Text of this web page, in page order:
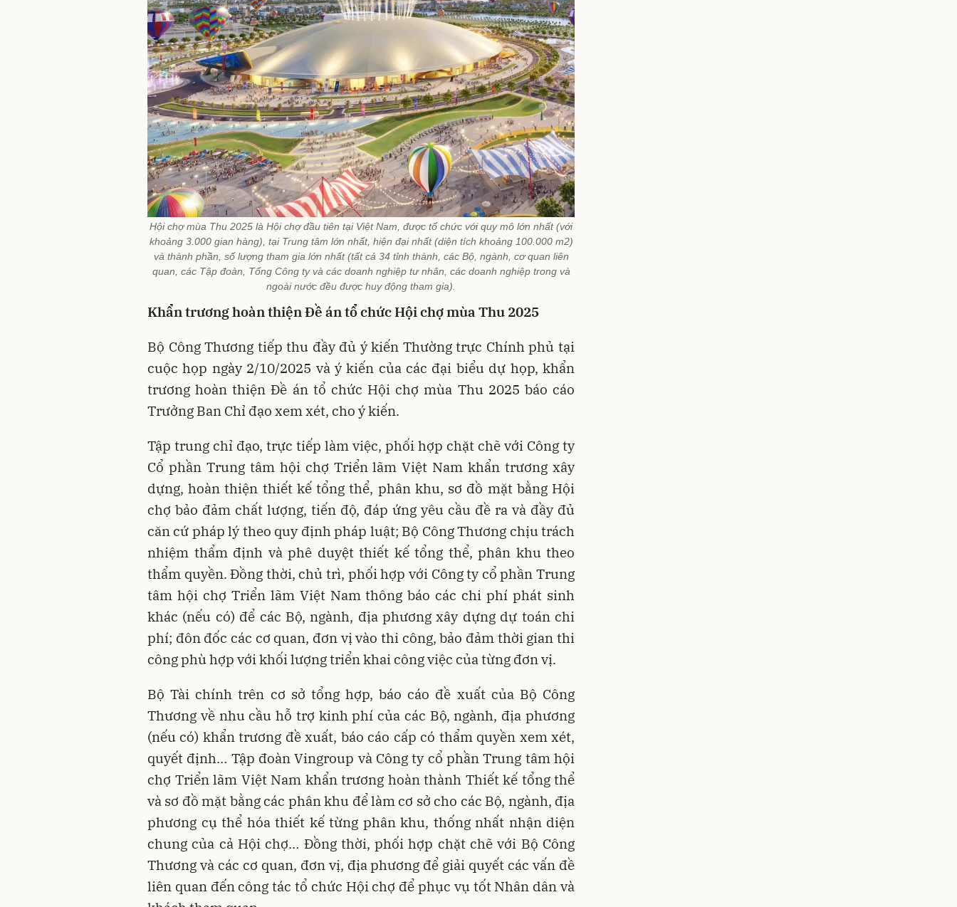
Hội chợ mùa Thu 2025 là Hội chợ đầu tiên tại Việt Nam, được tổ chức với quy mô lớn nhất (với
khoảng 3.000 gian hàng), tại Trung tâm lớn nhất, hiện đại nhất (diện tích khoảng 100.000 m2)
và thành phần, số lượng tham gia lớn nhất (tất cả 34 tỉnh thành, các Bộ, ngành, cơ quan liên
quan, các Tập đoàn, Tổng Công ty và các doanh nghiệp tư nhân, các doanh nghiệp trong và
ngoài nước đều được huy động tham gia).
Khẩn trương hoàn thiện Đề án tổ chức Hội chợ mùa Thu 2025
Bộ Công Thương tiếp thu đầy đủ ý kiến Thường trực Chính phủ tại
cuộc họp ngày 2/10/2025 và ý kiến của các đại biểu dự họp, khẩn
trương hoàn thiện Đề án tổ chức Hội chợ mùa Thu 2025 báo cáo
Trưởng Ban Chỉ đạo xem xét, cho ý kiến.
Tập trung chỉ đạo, trực tiếp làm việc, phối hợp chặt chẽ với Công ty
Cổ phần Trung tâm hội chợ Triển lãm Việt Nam khẩn trương xây
dựng, hoàn thiện thiết kế tổng thể, phân khu, sơ đồ mặt bằng Hội
chợ bảo đảm chất lượng, tiến độ, đáp ứng yêu cầu đề ra và đầy đủ
căn cứ pháp lý theo quy định pháp luật; Bộ Công Thương chịu trách
nhiệm thẩm định và phê duyệt thiết kế tổng thể, phân khu theo
thẩm quyền. Đồng thời, chủ trì, phối hợp với Công ty cổ phần Trung
tâm hội chợ Triển lãm Việt Nam thông báo các chi phí phát sinh
khác (nếu có) để các Bộ, ngành, địa phương xây dựng dự toán chi
phí; đôn đốc các cơ quan, đơn vị vào thi công, bảo đảm thời gian thi
công phù hợp với khối lượng triển khai công việc của từng đơn vị.
Bộ Tài chính trên cơ sở tổng hợp, báo cáo đề xuất của Bộ Công
Thương về nhu cầu hỗ trợ kinh phí của các Bộ, ngành, địa phương
(nếu có) khẩn trương đề xuất, báo cáo cấp có thẩm quyền xem xét,
quyết định… Tập đoàn Vingroup và Công ty cổ phần Trung tâm hội
chợ Triển lãm Việt Nam khẩn trương hoàn thành Thiết kế tổng thể
và sơ đồ mặt bằng các phân khu để làm cơ sở cho các Bộ, ngành, địa
phương cụ thể hóa thiết kế từng phân khu, thống nhất nhận diện
chung của cả Hội chợ… Đồng thời, phối hợp chặt chẽ với Bộ Công
Thương và các cơ quan, đơn vị, địa phương để giải quyết các vấn đề
liên quan đến công tác tổ chức Hội chợ để phục vụ tốt Nhân dân và